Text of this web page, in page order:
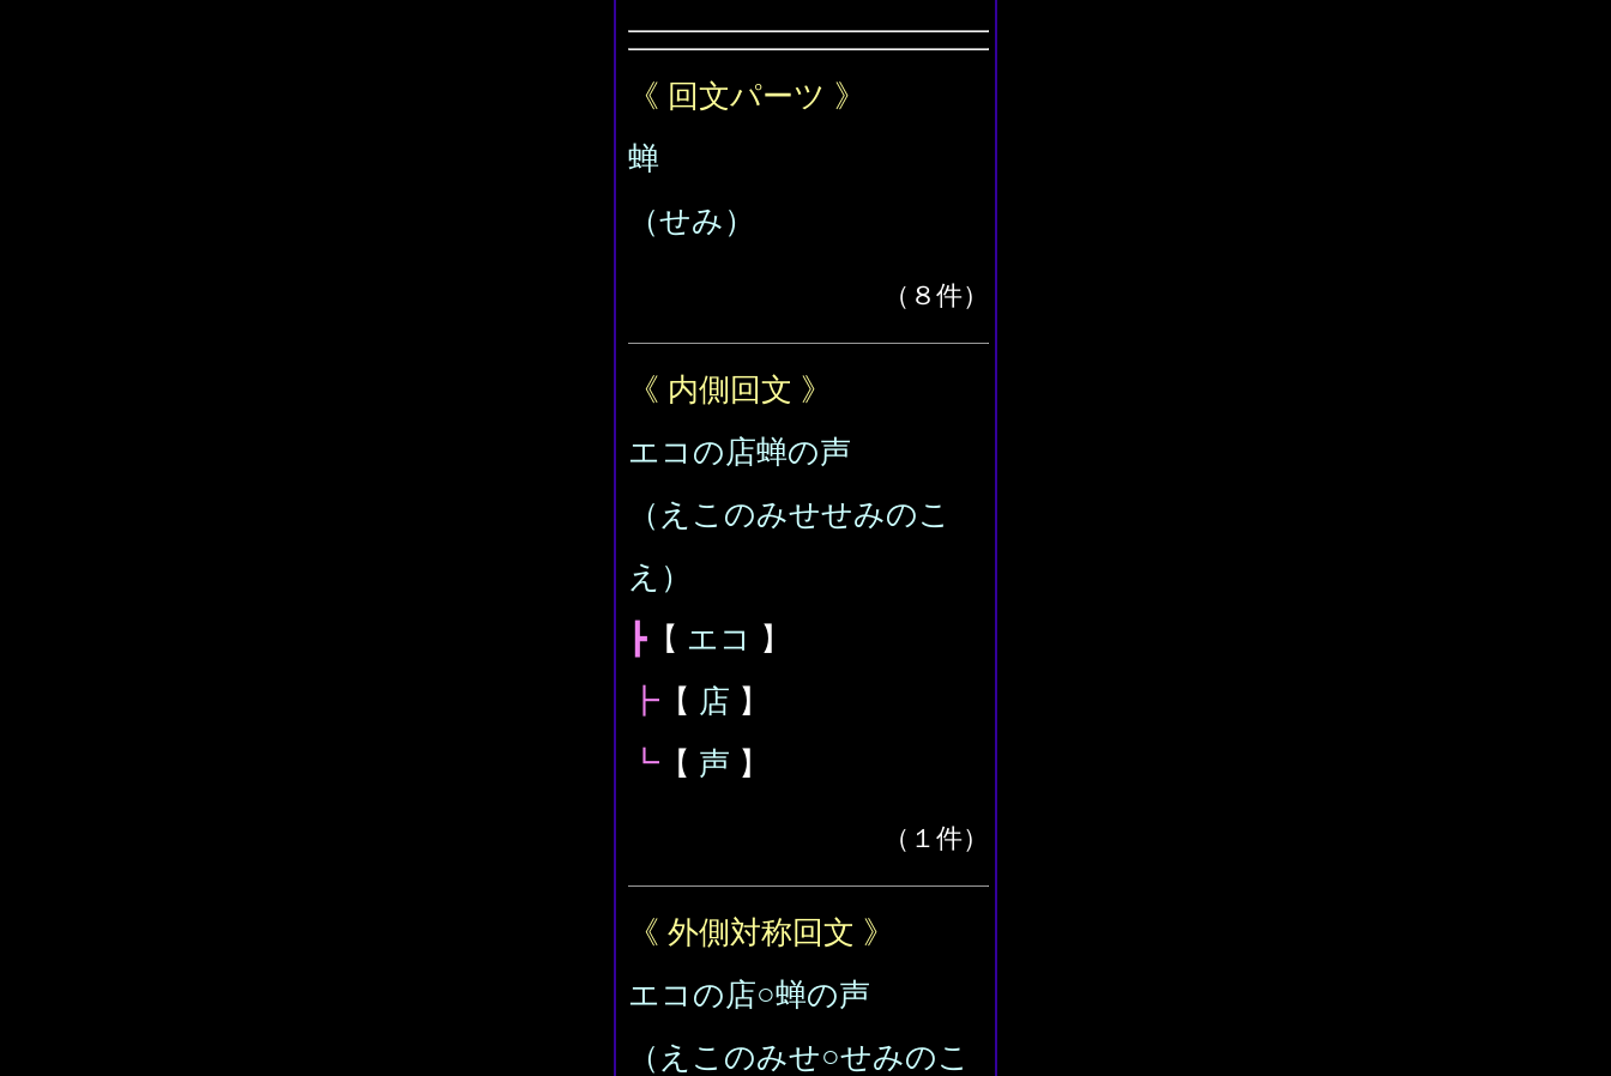
《 回文パーツ 》
蝉
（せみ）
（８件）
《 内側回文 》
エコの店蝉の声
（えこのみせせみのこ
え）
┣ 【 エコ
】
┣ 【 店 】
┗ 【 声 】
（１件）
《 外側対称回文 》
エコの店○蝉の声
（えこのみせ○せみのこ